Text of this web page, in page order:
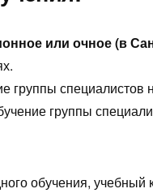
или очное (в
группы специалистов
группы
обучения, учебный